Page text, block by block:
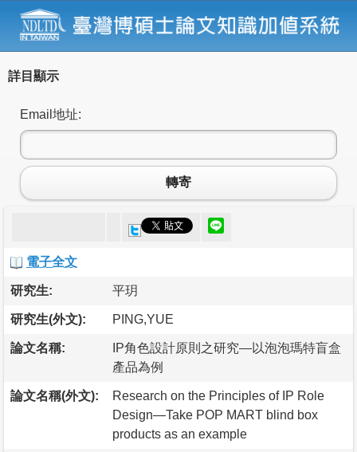
詳目顯示
Email地址:
轉寄
電子全文
研究生: 平玥
研究生(外文): PING,YUE
論文名稱:
IP角色設計原則之研究—以泡泡瑪特盲盒
產品為例
論文名稱(外文):
Research on the Principles of IP Role
Design—Take POP MART blind box
products as an example